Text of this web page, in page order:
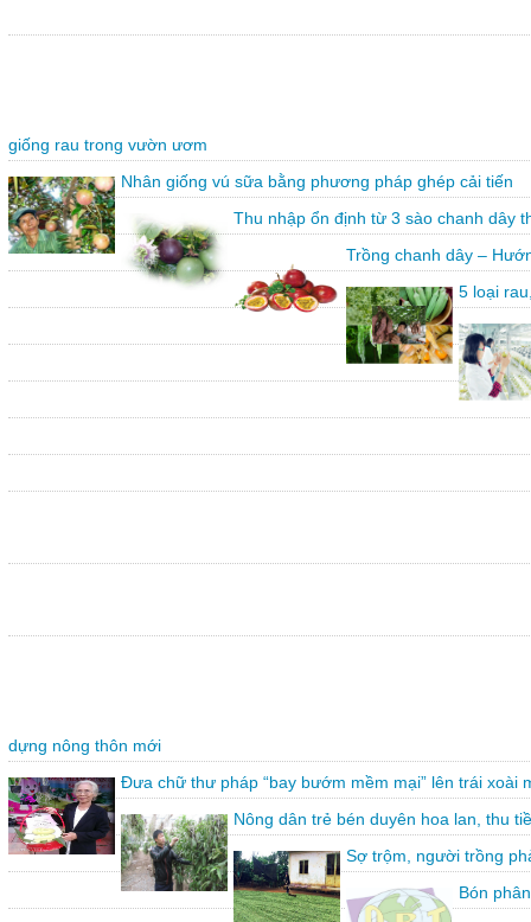
giống rau trong vườn ươm
Nhân giống vú sữa bằng phương pháp ghép cải tiến
Thu nhập ổn định từ 3 sào chanh dây
Trồng chanh dây –
5 loại
dựng nông thôn mới
Đưa chữ thư pháp “bay bướm mềm mại” lên trái xoài
Nông dân trẻ bén duyên hoa lan, thu
Sợ trộm, người trồng
Bón